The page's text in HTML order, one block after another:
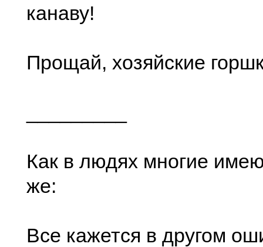
канаву!
Прощай, хозяйские
Как в людях многие
же:
Все кажется в другом